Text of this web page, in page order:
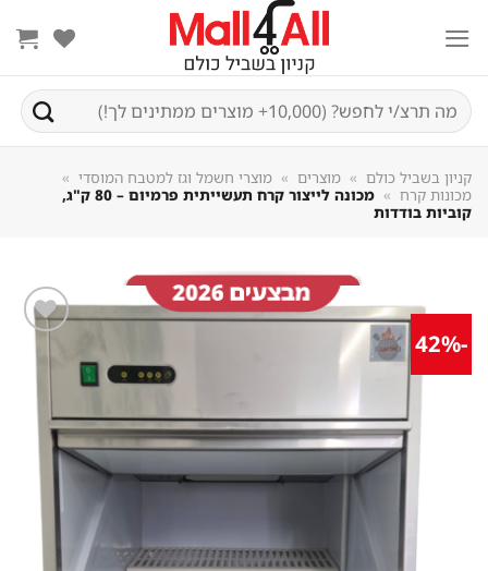
חיפוש
עבור:
קניון בשביל כולם » מוצרים » מוצרי חשמל וגז למטבח המוסדי »
מכונות קרח »
מכונה לייצור קרח תעשייתית פרמיום – 80 ק"ג,
קוביות בודדות
שמור